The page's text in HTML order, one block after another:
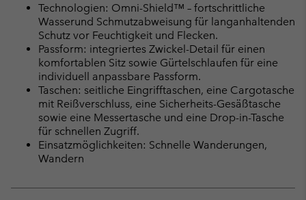
Technologien: Omni-Shield™ – fortschrittliche
Wasserund Schmutzabweisung für langanhaltenden
Schutz vor Feuchtigkeit und Flecken.
Passform: integriertes Zwickel-Detail für einen
komfortablen Sitz sowie Gürtelschlaufen für eine
individuell anpassbare Passform.
Taschen: seitliche Eingrifftaschen, eine Cargotasche
mit Reißverschluss, eine Sicherheits-Gesäßtasche
sowie eine Messertasche und eine Drop-in-Tasche
für schnellen Zugriff.
Einsatzmöglichkeiten: Schnelle Wanderungen,
Wandern